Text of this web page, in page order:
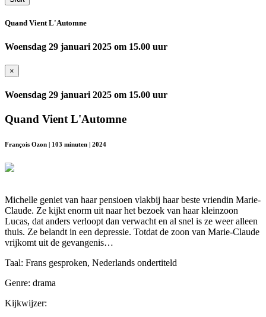
Quand Vient L'Automne
Woensdag 29 januari 2025 om 15.00 uur
×
Woensdag 29 januari 2025 om 15.00 uur
Quand Vient L'Automne
François Ozon | 103 minuten | 2024
Michelle geniet van haar pensioen vlakbij haar beste vriendin Marie-
Claude. Ze kijkt enorm uit naar het bezoek van haar kleinzoon
Lucas, dat anders verloopt dan verwacht en al snel is ze weer alleen
thuis. Ze belandt in een depressie. Totdat de zoon van Marie-Claude
vrijkomt uit de gevangenis…
Taal: Frans gesproken, Nederlands ondertiteld
Genre: drama
Kijkwijzer: